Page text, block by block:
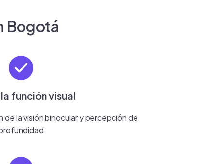
Bogotá
función visual
de la visión binocular y percepción de